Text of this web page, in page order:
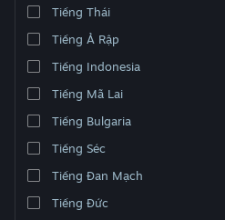
Xem web cho desktop
Tiếng Thái
Tiếng Ả Rập
Tiếng Indonesia
Tiếng Mã Lai
Tiếng Bulgaria
Tiếng Séc
Tiếng Đan Mạch
Tiếng Đức